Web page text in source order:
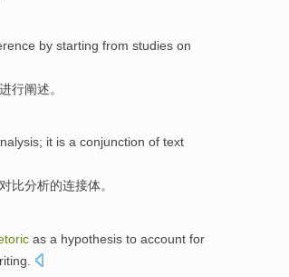
by starting from studies on
行阐述。
; it is a conjunction of text
对比分析的连接体。
as a hypothesis to account for